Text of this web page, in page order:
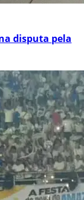
disputa pela